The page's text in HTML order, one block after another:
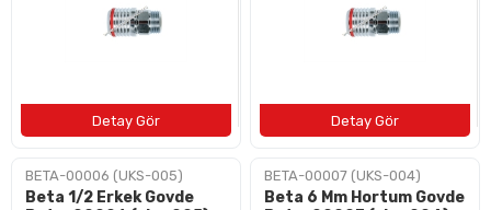
BETA-00006 (UKS-005)
Beta 1/2 Erkek Govde
BETA-00007 (UKS-004)
Beta 6 Mm Hortum Govde